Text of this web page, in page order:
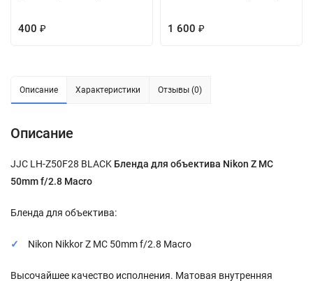
400 ₽ 1 600 ₽
Описание Характеристики Отзывы (0)
Описание
JJC LH-Z50F28 BLACK Бленда для объектива Nikon Z MC
50mm f/2.8 Macro
Бленда для объектива:
Nikon Nikkor Z MC 50mm f/2.8 Macro
Высочайшее качество исполнения. Матовая внутренняя